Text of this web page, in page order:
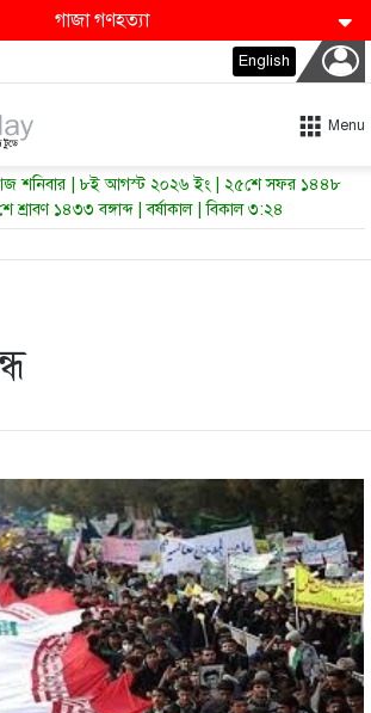
গাজা গণহত্যা
English
Menu
শনিবার | ৮ই আগস্ট ২০২৬ ইং | ২৫শে সফর ১৪৪৮
শ্রাবণ ১৪৩৩ বঙ্গাব্দ | বর্ষাকাল | বিকাল ৩:২৪